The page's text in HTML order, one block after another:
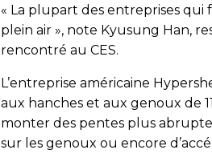
« La plupart des entreprises
plein air », note Kyusung Han,
rencontré au CES.
L’entreprise américaine
aux hanches et aux genoux de
monter des pentes plus
sur les genoux ou encore